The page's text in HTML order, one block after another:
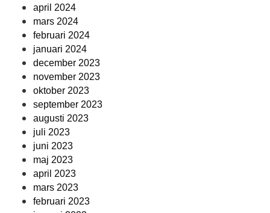
april 2024
mars 2024
februari 2024
januari 2024
december 2023
november 2023
oktober 2023
september 2023
augusti 2023
juli 2023
juni 2023
maj 2023
april 2023
mars 2023
februari 2023